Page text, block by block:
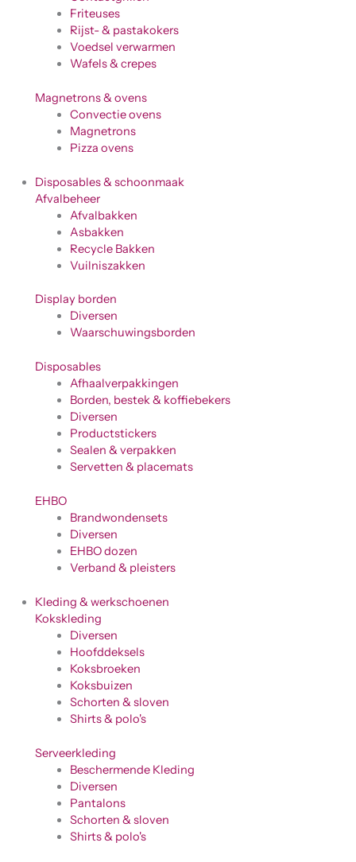
Friteuses
Rijst- & pastakokers
Voedsel verwarmen
Wafels & crepes
Magnetrons & ovens
Convectie ovens
Magnetrons
Pizza ovens
Disposables & schoonmaak
Afvalbeheer
Afvalbakken
Asbakken
Recycle Bakken
Vuilniszakken
Display borden
Diversen
Waarschuwingsborden
Disposables
Afhaalverpakkingen
Borden, bestek & koffiebekers
Diversen
Productstickers
Sealen & verpakken
Servetten & placemats
EHBO
Brandwondensets
Diversen
EHBO dozen
Verband & pleisters
Kleding & werkschoenen
Kokskleding
Diversen
Hoofddeksels
Koksbroeken
Koksbuizen
Schorten & sloven
Shirts & polo's
Serveerkleding
Beschermende Kleding
Diversen
Pantalons
Schorten & sloven
Shirts & polo's